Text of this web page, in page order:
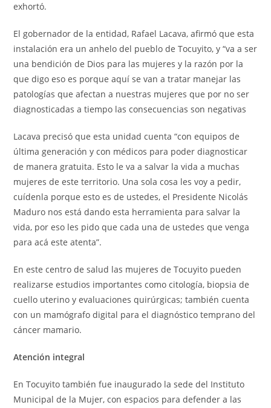
exhortó.
El gobernador de la entidad, Rafael Lacava, afirmó que esta
instalación era un anhelo del pueblo de Tocuyito, y “va a ser
una bendición de Dios para las mujeres y la razón por la
que digo eso es porque aquí se van a tratar manejar las
patologías que afectan a nuestras mujeres que por no ser
diagnosticadas a tiempo las consecuencias son negativas
Lacava precisó que esta unidad cuenta “con equipos de
última generación y con médicos para poder diagnosticar
de manera gratuita. Esto le va a salvar la vida a muchas
mujeres de este territorio. Una sola cosa les voy a pedir,
cuídenla porque esto es de ustedes, el Presidente Nicolás
Maduro nos está dando esta herramienta para salvar la
vida, por eso les pido que cada una de ustedes que venga
para acá este atenta”.
En este centro de salud las mujeres de Tocuyito pueden
realizarse estudios importantes como citología, biopsia de
cuello uterino y evaluaciones quirúrgicas; también cuenta
con un mamógrafo digital para el diagnóstico temprano del
cáncer mamario.
Atención integral
En Tocuyito también fue inaugurado la sede del Instituto
Municipal de la Mujer, con espacios para defender a las